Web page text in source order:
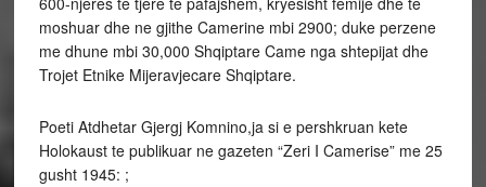
moshuar dhe ne gjithe Camerine mbi 2900; duke perzene
me dhune mbi 30,000 Shqiptare Came nga shtepijat dhe
Trojet Etnike Mijeravjecare Shqiptare.
Poeti Atdhetar Gjergj Komnino,ja si e pershkruan kete
Holokaust te publikuar ne gazeten “Zeri I Camerise” me 25
gusht 1945: ;